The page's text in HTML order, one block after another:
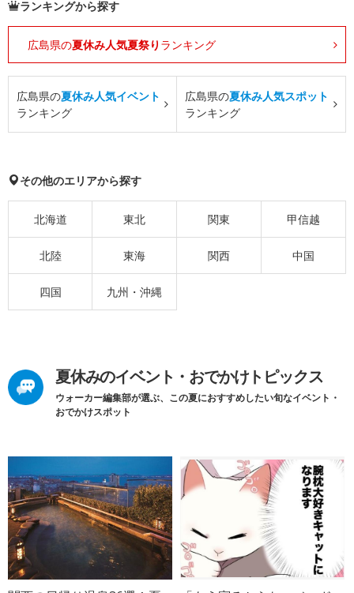
ランキングから探す
広島県の夏休み人気夏祭り ランキング
広島県の夏休み人気イベント
ランキング
広島県の夏休み人気スポット
ランキング
その他のエリアから探す
北海道 東北 関東 甲信越
北陸 東海 関西 中国
四国 九州・沖縄
夏休みのイベント・おでかけトピックス
ウォーカー編集部が選ぶ、この夏におすすめしたい旬なイベント・
おでかけスポット